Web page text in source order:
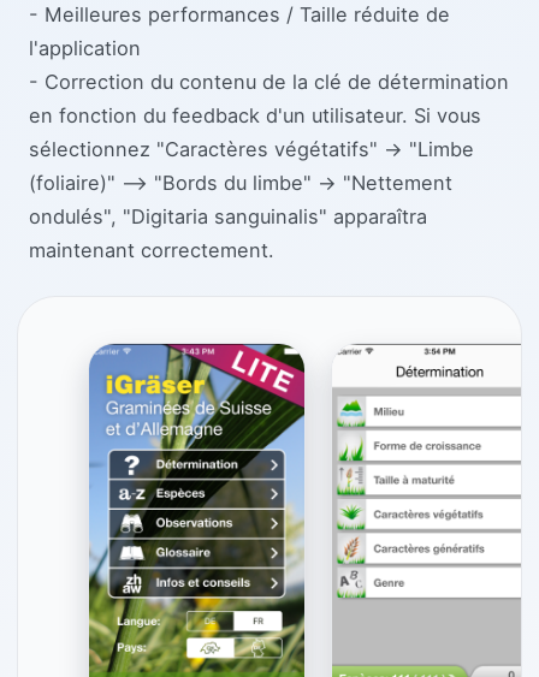
- Meilleures performances / Taille réduite de
l'application
- Correction du contenu de la clé de détermination
en fonction du feedback d'un utilisateur. Si vous
sélectionnez "Caractères végétatifs" -> "Limbe
(foliaire)" --> "Bords du limbe" -> "Nettement
ondulés", "Digitaria sanguinalis" apparaîtra
maintenant correctement.